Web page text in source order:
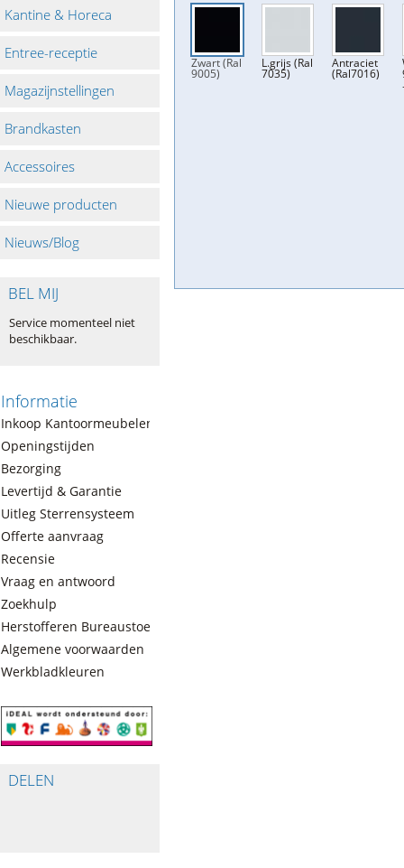
Kantine & Horeca
Entree-receptie
Magazijnstellingen
Brandkasten
Accessoires
Nieuwe producten
Nieuws/Blog
BEL MIJ
Service momenteel niet
beschikbaar.
Informatie
Inkoop Kantoormeubelen
Openingstijden
Bezorging
Levertijd & Garantie
Uitleg Sterrensysteem
Offerte aanvraag
Recensie
Vraag en antwoord
Zoekhulp
Herstofferen Bureaustoelen
Algemene voorwaarden
Werkbladkleuren
DELEN
Zwart (Ral
9005)
L.grijs (Ral
7035)
Antraciet
(Ral7016)